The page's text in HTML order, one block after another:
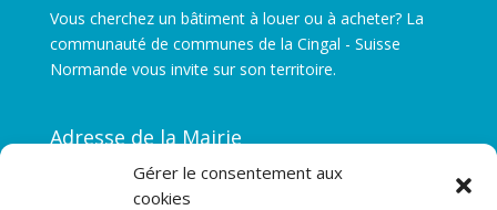
Gérer le consentement aux
cookies
Vous cherchez un bâtiment à louer ou à acheter? La
communauté de communes de la Cingal - Suisse
Normande vous invite sur son territoire.
Adresse de la Mairie